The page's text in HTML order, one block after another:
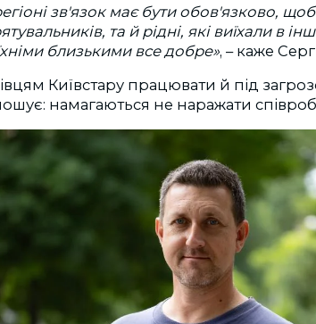
зв'язок має бути обов'язково,
та й рідні, які виїхали в
близькими все добре», – каже
Київстару працювати й під
намагаються не наражати